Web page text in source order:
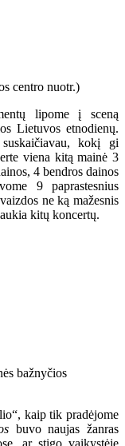
lipome į sceną
Lietuvos etnodienų.
suskaičiavau, kokį gi
viena kitą mainė 3
4 bendros dainos
9 paprastesnius
ne ką mažesnis
kitų koncertų.
kaip tik pradėjome
buvo naujas žanras
ar stigo vaikystėje